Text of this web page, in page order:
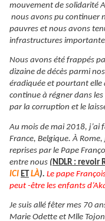
mouvement de solidarité
nous avons pu continuer
pauvres et nous avons
infrastructures
Nous avons été frappés
dizaine de décès parmi
éradiquée et pourtant elle
continue à régner dans
par la corruption et le
Au mois de mai 2018, j’ai
France, Belgique. À Rome,
reprises par le Pape
entre nous (NDLR : revoir
ICI ET LÀ). Le pape
peut -être les enfants
Je suis allé fêter mes 70
Marie Odette et Mlle